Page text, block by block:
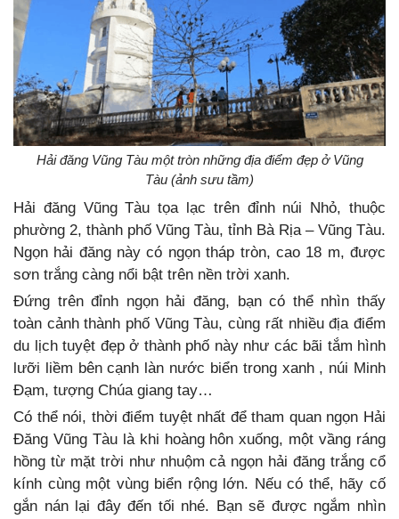
Hải đăng Vũng Tàu một tròn những địa điểm đẹp ở Vũng
Tàu (ảnh sưu tầm)
Hải đăng Vũng Tàu tọa lạc trên đỉnh núi Nhỏ, thuộc
phường 2, thành phố Vũng Tàu, tỉnh Bà Rịa – Vũng Tàu.
Ngọn hải đăng này có ngọn tháp tròn, cao 18 m, được
sơn trắng càng nổi bật trên nền trời xanh.
Đứng trên đỉnh ngọn hải đăng, bạn có thể nhìn thấy
toàn cảnh thành phố Vũng Tàu, cùng rất nhiều địa điểm
du lịch tuyệt đẹp ở thành phố này như các bãi tắm hình
lưỡi liềm bên cạnh làn nước biển trong xanh , núi Minh
Đạm, tượng Chúa giang tay…
Có thể nói, thời điểm tuyệt nhất để tham quan ngọn Hải
Đăng Vũng Tàu là khi hoàng hôn xuống, một vầng ráng
hồng từ mặt trời như nhuộm cả ngọn hải đăng trắng cổ
kính cùng một vùng biển rộng lớn. Nếu có thể, hãy cố
gắn nán lại đây đến tối nhé. Bạn sẽ được ngắm nhìn